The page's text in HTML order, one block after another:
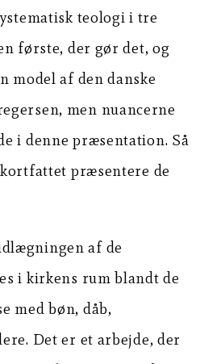
teologi i tre
første, der gør det, og
model af den danske
men nuancerne
i denne præsentation. Så
præsentere de
af de
i kirkens rum blandt de
med bøn, dåb,
Det er et arbejde, der